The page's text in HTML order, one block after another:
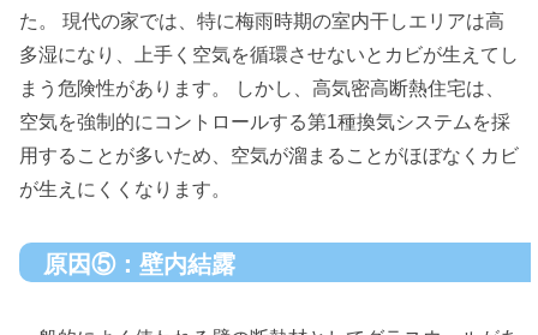
た。 現代の家では、特に梅雨時期の室内干しエリアは高
多湿になり、上手く空気を循環させないとカビが生えてし
まう危険性があります。 しかし、高気密高断熱住宅は、
空気を強制的にコントロールする第1種換気システムを採
用することが多いため、空気が溜まることがほぼなくカビ
が生えにくくなります。
原因⑤：壁内結露